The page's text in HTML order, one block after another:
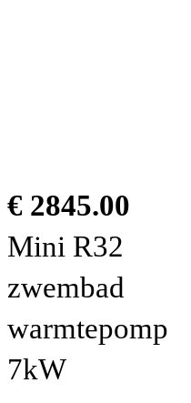
€ 2845.00
Mini R32
zwembad
warmtepomp
7kW